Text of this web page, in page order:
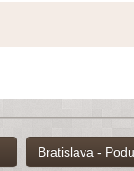
Bratislava -